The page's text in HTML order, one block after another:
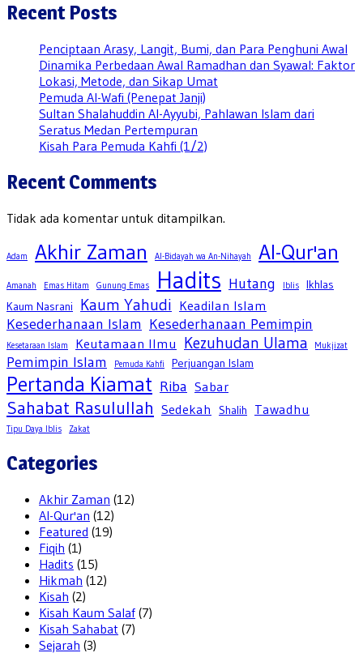
Recent Posts
Penciptaan Arasy, Langit, Bumi, dan Para Penghuni Awal
Dinamika Perbedaan Awal Ramadhan dan Syawal: Faktor
Lokasi, Metode, dan Sikap Umat
Pemuda Al-Wafi (Penepat Janji)
Sultan Shalahuddin Al-Ayyubi, Pahlawan Islam dari
Seratus Medan Pertempuran
Kisah Para Pemuda Kahfi (1/2)
Recent Comments
Tidak ada komentar untuk ditampilkan.
Adam Akhir Zaman Al-Bidayah wa An-Nihayah Al-Qur'an
Amanah Emas Hitam Gunung Emas Hadits Hutang Iblis
Ikhlas
Kaum Nasrani
Kaum Yahudi Keadilan Islam
Kesederhanaan Islam Kesederhanaan Pemimpin
Kesetaraan Islam Keutamaan Ilmu Kezuhudan Ulama Mukjizat
Pemimpin Islam Pemuda Kahfi Perjuangan Islam
Pertanda Kiamat Riba Sabar
Sahabat Rasulullah Sedekah Shalih Tawadhu
Tipu Daya Iblis Zakat
Categories
Akhir Zaman (12)
Al-Qur'an (12)
Featured (19)
Fiqih (1)
Hadits (15)
Hikmah (12)
Kisah (2)
Kisah Kaum Salaf (7)
Kisah Sahabat (7)
Sejarah (3)